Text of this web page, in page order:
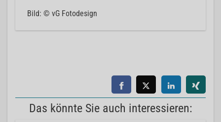
Bild: © vG Fotodesign
Das könnte Sie auch interessieren: